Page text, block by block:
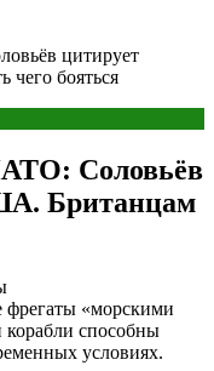
цитирует
бояться
Соловьёв
Британцам
«морскими
корабли способны
условиях.